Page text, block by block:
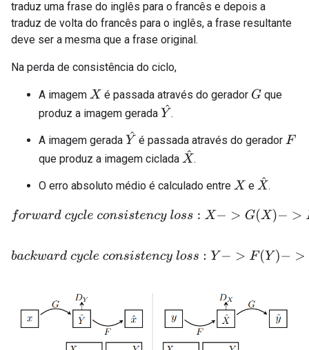
traduz uma frase do inglês para o francês e depois a
traduz de volta do francês para o inglês, a frase resultante
deve ser a mesma que a frase original.
Na perda de consistência do ciclo,
A imagem X é passada através do gerador G que
produz a imagem gerada Y^.
A imagem gerada Y^ é passada através do gerador F
que produz a imagem ciclada X^.
O erro absoluto médio é calculado entre X e X^.
forward cycle consistency oss:X −> G(X)−>F(G (X )
backw ard c ycle consistenc y oss: Y−> F(Y)−>G( F(Y